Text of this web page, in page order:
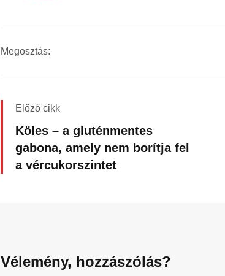
Megosztás:
Előző cikk
Köles – a gluténmentes
gabona, amely nem borítja fel
a vércukorszintet
Vélemény, hozzászólás?